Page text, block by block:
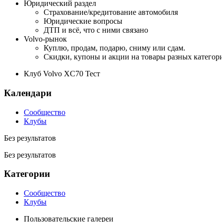
Юридический раздел
Страхование/кредитование автомобиля
Юридические вопросы
ДТП и всё, что с ними связано
Volvo-рынок
Куплю, продам, подарю, сниму или сдам.
Скидки, купоны и акции на товары разных
Клуб Volvo XC70 Тест
Календари
Сообщество
Клубы
Без результатов
Без результатов
Категории
Сообщество
Клубы
Пользовательские галереи